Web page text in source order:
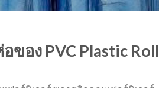
อง PVC Plastic Roll